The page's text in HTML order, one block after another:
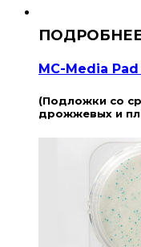
MC-Media
(Подложки со
дрожжевых и